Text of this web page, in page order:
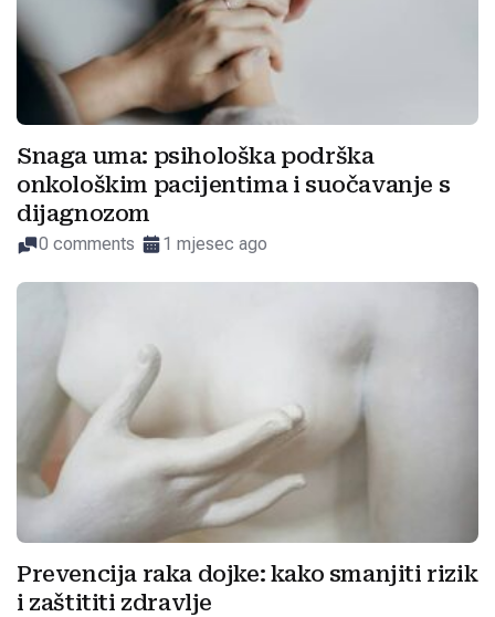
Snaga uma: psihološka podrška
onkološkim pacijentima i suočavanje s
dijagnozom
0 comments 1 mjesec ago
Prevencija raka dojke: kako smanjiti rizik
i zaštititi zdravlje